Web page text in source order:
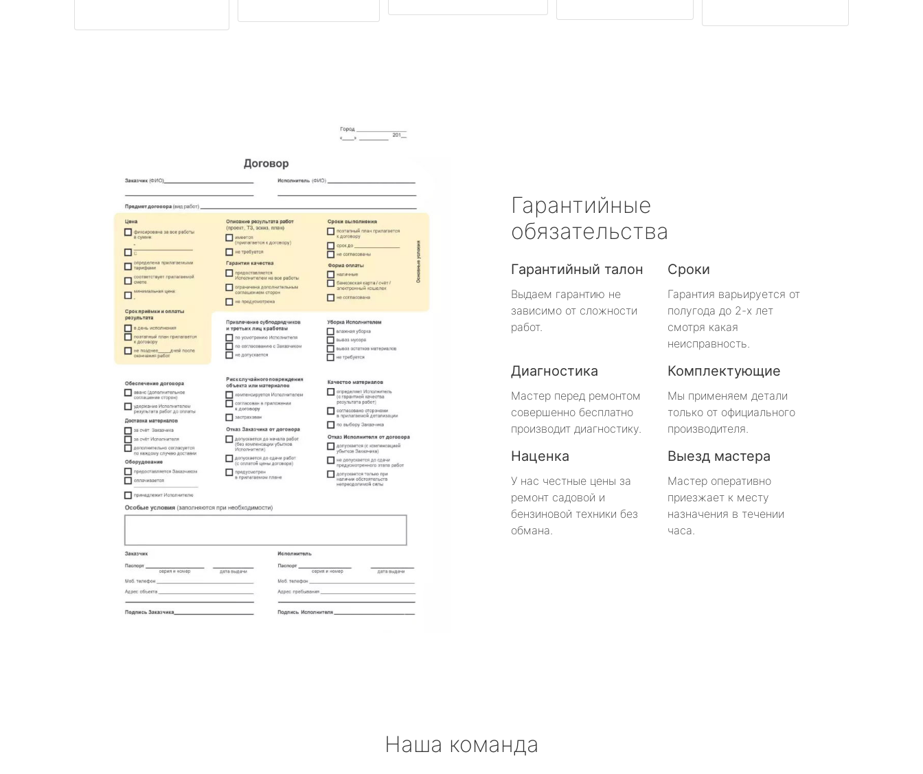
Гарантийные
обязательства
Гарантийный талон
Выдаем гарантию не
зависимо от сложности
работ.
Сроки
Гарантия варьируется от
полугода до 2-х лет
смотря какая
неисправность.
Диагностика
Мастер перед ремонтом
совершенно бесплатно
производит диагностику.
Комплектующие
Мы применяем детали
только от официального
производителя.
Наценка
У нас честные цены за
ремонт садовой и
бензиновой техники без
обмана.
Выезд мастера
Мастер оперативно
приезжает к месту
назначения в течении
часа.
Наша команда